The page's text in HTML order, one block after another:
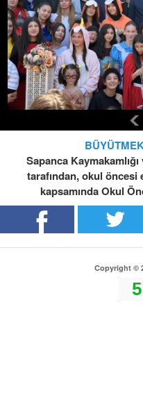
Sapanca
tarafından, okul öncesi
kapsamında Okul
Copyright ©